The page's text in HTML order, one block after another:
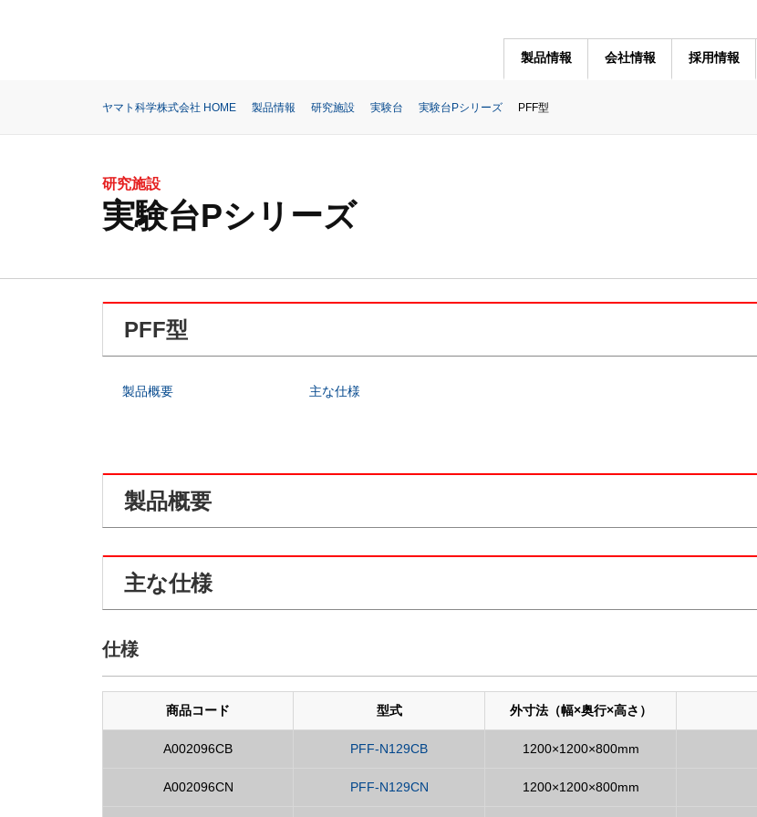
製品情報 会社情報 採用情報
ヤマト科学株式会社 HOME 製品情報 研究施設 実験台 実験台Pシリーズ PFF型
研究施設
実験台Pシリーズ
PFF型
製品概要 主な仕様
製品概要
主な仕様
仕様
商品コード 型式 外寸法（幅×奥行×高さ）
A002096CB PFF-N129CB 1200×1200×800mm
A002096CN PFF-N129CN 1200×1200×800mm